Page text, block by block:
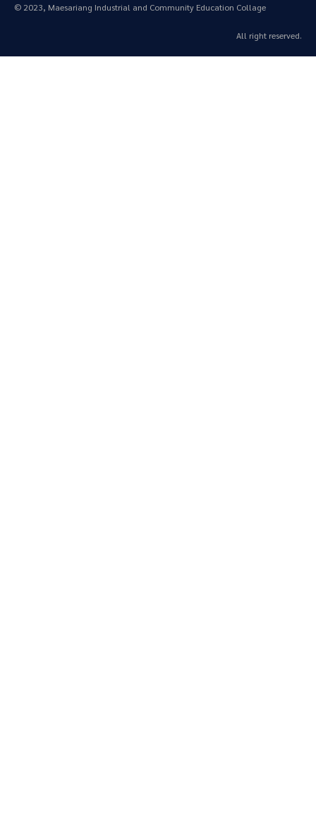
© 2023, Maesariang Industrial and Community Education Collage
All right reserved.